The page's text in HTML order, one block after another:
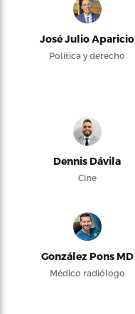
José Julio Aparicio
Política y derecho
Dennis Dávila
Cine
González Pons MD
Médico radiólogo